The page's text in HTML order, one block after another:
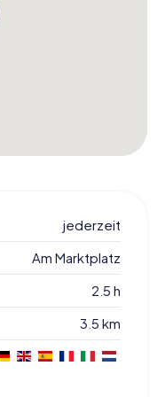
jederzeit
Am Marktplatz
2.5 h
3.5 km